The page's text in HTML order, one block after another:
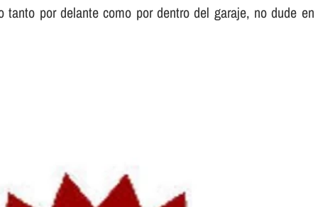
por delante como por dentro del garaje, no dude en